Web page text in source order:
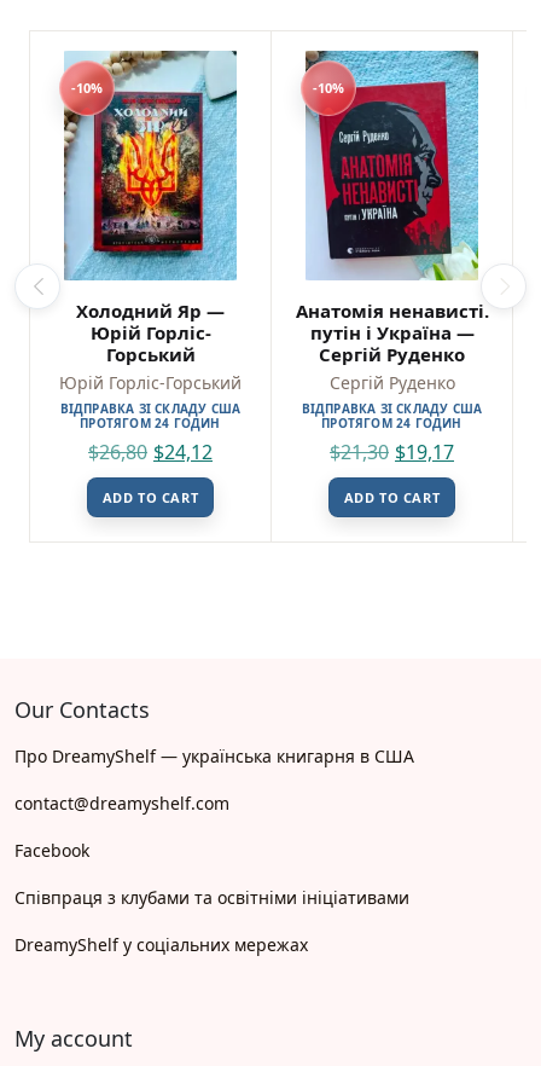
-10%
Холодний Яр —
Юрій Горліс-
Горський
Юрій Горліс-Горський
ВІДПРАВКА ЗІ СКЛАДУ США
ПРОТЯГОМ 24 ГОДИН
$26,80 $24,12
ADD TO CART
-10%
Анатомія ненависті.
путін і Україна —
Сергій Руденко
Сергій Руденко
ВІДПРАВКА ЗІ СКЛАДУ США
ПРОТЯГОМ 24 ГОДИН
$21,30 $19,17
ADD TO CART
Our Contacts
Про DreamyShelf — українська книгарня в США
contact@dreamyshelf.com
Facebook
Співпраця з клубами та освітніми ініціативами
DreamyShelf у соціальних мережах
My account